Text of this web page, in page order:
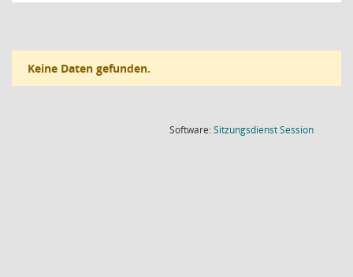
Keine Daten gefunden.
Software:SitzungsdienstSession(Wird in